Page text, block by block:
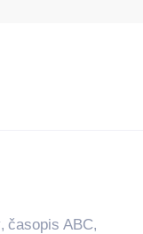
, časopis ABC,